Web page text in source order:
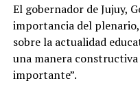
El gobernador de Jujuy,
importancia del
sobre la actualidad
una manera
importante”.